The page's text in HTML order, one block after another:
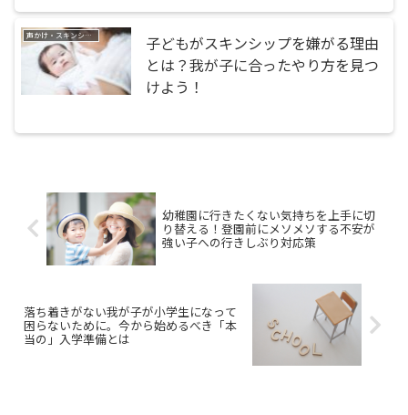
声かけ・スキンシップ
子どもがスキンシップを嫌がる理由
とは？我が子に合ったやり方を見つ
けよう！
幼稚園に行きたくない気持ちを上手に切
り替える！登園前にメソメソする不安が
強い子への行きしぶり対応策
落ち着きがない我が子が小学生になって
困らないために。今から始めるべき「本
当の」入学準備とは